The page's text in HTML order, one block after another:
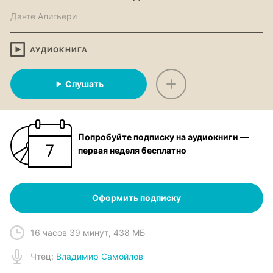
Данте Алигьери
АУДИОКНИГА
Слушать
Попробуйте подписку на аудиокниги —
первая неделя бесплатно
Оформить подписку
16 часов 39 минут, 438 МБ
Чтец: Владимир Самойлов